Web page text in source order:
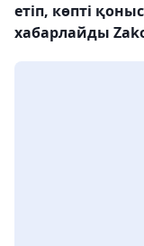
етіп, көпті
хабарлайды